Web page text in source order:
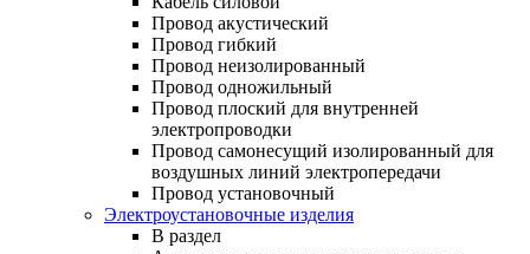
Провод акустический
Провод гибкий
Провод неизолированный
Провод одножильный
Провод плоский для внутренней
электропроводки
Провод самонесущий изолированный для
воздушных линий электропередачи
Провод установочный
Электроустановочные изделия
В раздел